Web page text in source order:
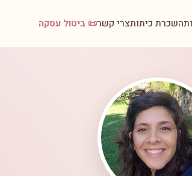
השכרת כיתותצרי קשר📜 ביטול עסקה